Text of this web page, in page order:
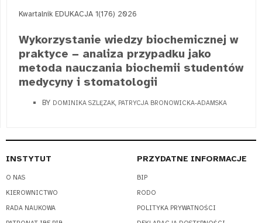
Kwartalnik EDUKACJA 1(176) 2026
Wykorzystanie wiedzy biochemicznej w
praktyce − analiza przypadku jako
metoda nauczania biochemii studentów
medycyny i stomatologii
BY DOMINIKA SZLĘZAK, PATRYCJA BRONOWICKA-ADAMSKA
INSTYTUT
O NAS
KIEROWNICTWO
RADA NAUKOWA
PRZYDATNE INFORMACJE
BIP
RODO
POLITYKA PRYWATNOŚCI